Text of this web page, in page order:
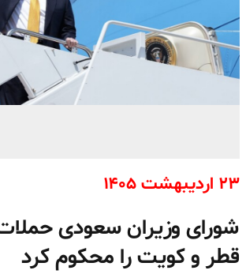
۲۳ اردیبهشت ۱۴۰۵
شورای وزیران سعودی حملات
قطر و کویت را محکوم کرد